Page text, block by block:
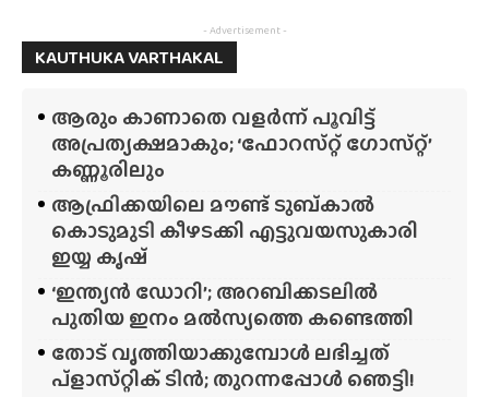
- Advertisement -
KAUTHUKA VARTHAKAL
ആരും കാണാതെ വളർന്ന് പൂവിട്ട്
അപ്രത്യക്ഷമാകും; ‘ഫോറസ്‌റ്റ്‌ ഗോസ്‌റ്റ്’
കണ്ണൂരിലും
ആഫ്രിക്കയിലെ മൗണ്ട് ടുബ്‌കാൽ
കൊടുമുടി കീഴടക്കി എട്ടുവയസുകാരി
ഇയ്യ കൃഷ്
‘ഇന്ത്യൻ ഡോറി’; അറബിക്കടലിൽ
പുതിയ ഇനം മൽസ്യത്തെ കണ്ടെത്തി
തോട് വൃത്തിയാക്കുമ്പോൾ ലഭിച്ചത്
പ്‌ളാസ്‌റ്റിക് ടിൻ; തുറന്നപ്പോൾ ഞെട്ടി!